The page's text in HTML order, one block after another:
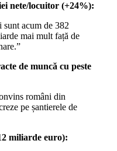
nete/locuitor (+24%):
acum de 382
mai mult față de
de muncă cu peste
români din
pe șantierele de
miliarde euro):